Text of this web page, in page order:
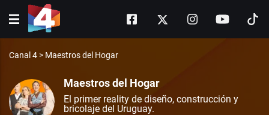
Canal 4 > Maestros del Hogar
Maestros del Hogar
El primer reality de diseño, construcción y
bricolaje del Uruguay.